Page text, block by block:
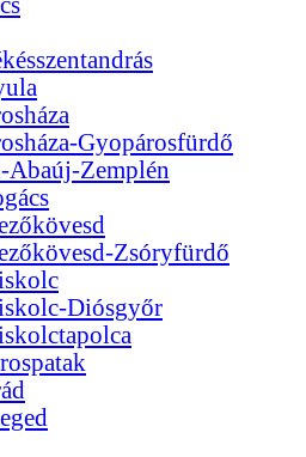
Gyopárosfürdő
Abaúj-Zemplén
Zsóryfürdő
Diósgyőr